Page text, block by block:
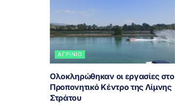
ΑΓΡΊΝΙΟ
Ολοκληρώθηκαν οι εργασίες στο
Προπονητικό Κέντρο της Λίμνης
Στράτου